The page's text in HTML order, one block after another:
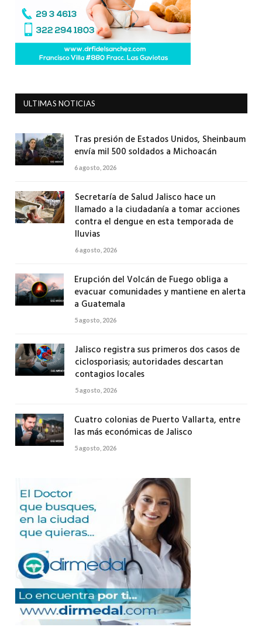
ULTIMAS NOTICIAS
Tras presión de Estados Unidos, Sheinbaum
envía mil 500 soldados a Michoacán
6 agosto, 2026
Secretaría de Salud Jalisco hace un
llamado a la ciudadanía a tomar acciones
contra el dengue en esta temporada de
lluvias
6 agosto, 2026
Erupción del Volcán de Fuego obliga a
evacuar comunidades y mantiene en alerta
a Guatemala
5 agosto, 2026
Jalisco registra sus primeros dos casos de
ciclosporiasis; autoridades descartan
contagios locales
5 agosto, 2026
Cuatro colonias de Puerto Vallarta, entre
las más económicas de Jalisco
5 agosto, 2026